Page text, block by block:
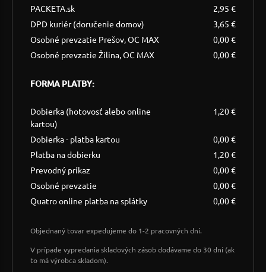
PACKETA.sk
2,95 €
DPD kuriér (doručenie domov)
3,65 €
Osobné prevzatie Prešov, OC MAX
0,00 €
Osobné prevzatie Žilina, OC MAX
0,00 €
FORMA PLATBY:
Dobierka (hotovosť alebo online
kartou)
1,20 €
Dobierka - platba kartou
0,00 €
Platba na dobierku
1,20 €
Prevodný príkaz
0,00 €
Osobné prevzatie
0,00 €
Quatro online platba na splátky
0,00 €
Objednaný tovar expedujeme do 1-2 pracovných dní.
V prípade vypredania skladových zásob dodávame do 30 dní (ak
to má výrobca skladom).